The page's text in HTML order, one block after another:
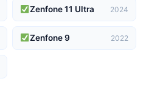
Zenfone 11 Ultra 2024
Zenfone 9 2022